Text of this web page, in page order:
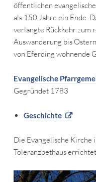
öffentlichen
als 150 Jahre ein Ende.
verlangte Rückkehr zum
Auswanderung bis
von Eferding wohnende
Evangelische
Gegründet 1783
Geschichte
Die Evangelische Kirche
Toleranzbethaus